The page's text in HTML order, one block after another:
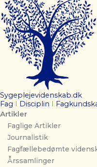
Sygeplejevidenskab.dk
Fag
Disciplin
Artikler
Faglige Artikler
Journalistik
Fagfællebedømte
Årssamlinger